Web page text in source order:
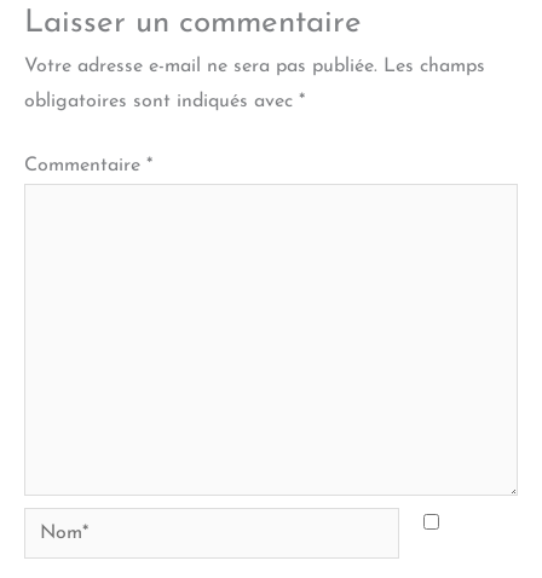
Laisser un commentaire
Votre adresse e-mail ne sera pas publiée. Les champs
obligatoires sont indiqués avec *
Commentaire *
Nom*